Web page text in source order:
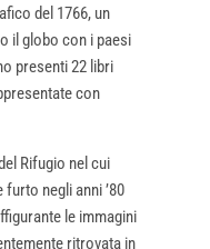
del 1766, un
il globo con i paesi
presenti 22 libri
con
Rifugio nel cui
negli anni ’80
le immagini
ritrovata in